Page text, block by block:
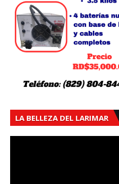
LA BELLEZA DEL LARIMAR